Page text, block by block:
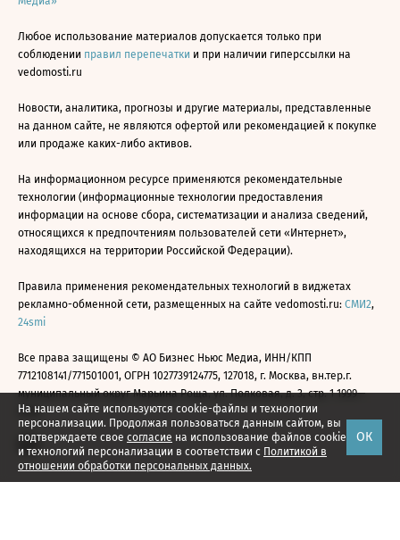
На нашем сайте используются cookie-файлы и технологии
персонализации. Продолжая пользоваться данным сайтом, вы
подтверждаете свое согласие на использование файлов cookie
и технологий персонализации в соответствии с Политикой в
отношении обработки персональных данных.
ОК
Любое использование материалов допускается только при
соблюдении правил перепечатки и при наличии гиперссылки на
vedomosti.ru
Новости, аналитика, прогнозы и другие материалы, представленные
на данном сайте, не являются офертой или рекомендацией к покупке
или продаже каких-либо активов.
На информационном ресурсе применяются рекомендательные
технологии (информационные технологии предоставления
информации на основе сбора, систематизации и анализа сведений,
относящихся к предпочтениям пользователей сети «Интернет»,
находящихся на территории Российской Федерации).
Правила применения рекомендательных технологий в виджетах
рекламно-обменной сети, размещенных на сайте vedomosti.ru: СМИ2,
24smi
Все права защищены © АО Бизнес Ньюс Медиа, ИНН/КПП
7712108141/771501001, ОГРН 1027739124775, 127018, г. Москва, вн.тер.г.
муниципальный округ Марьина Роща, ул. Полковая, д. 3, стр. 1 1999—
2026